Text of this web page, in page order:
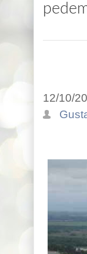
12/10/